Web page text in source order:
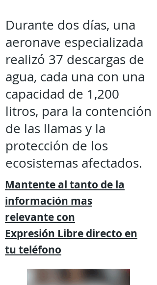
Durante dos días, una
aeronave especializada
realizó 37 descargas de
agua, cada una con una
capacidad de 1,200
litros, para la contención
de las llamas y la
protección de los
ecosistemas afectados.
Mantente al tanto de la
información mas
relevante con
Expresión Libre directo en
tu teléfono